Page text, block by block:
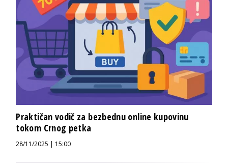
Praktičan vodič za bezbednu online kupovinu
tokom Crnog petka
28/11/2025 | 15:00